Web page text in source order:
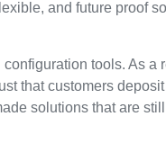
and future proof
tools. As a
that customers
solutions that are